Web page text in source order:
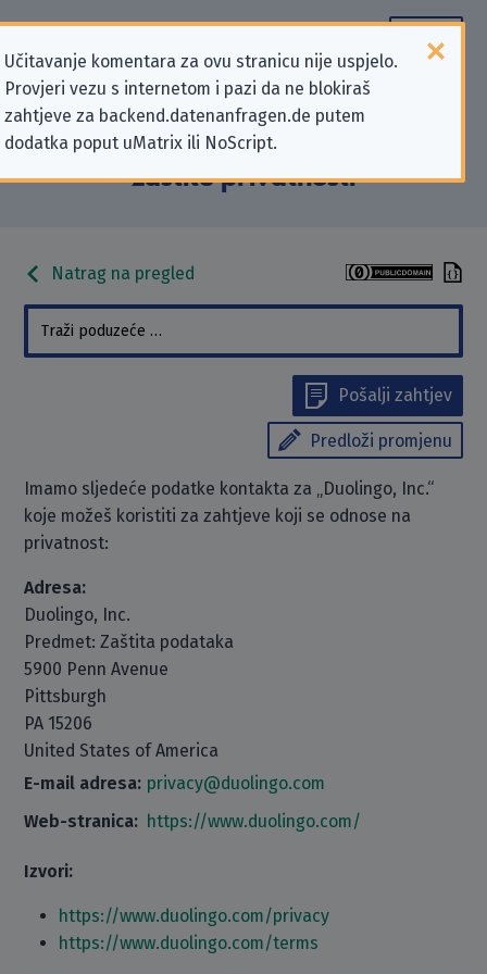
Učitavanje komentara za ovu stranicu nije uspjelo.
Provjeri vezu s internetom i pazi da ne blokiraš
zahtjeve za backend.datenanfragen.de putem
dodatka poput uMatrix ili NoScript.
Podaci kontakta „Duolingo, Inc.”
koji se odnose na zahtjeve za
zaštitu privatnosti
Natrag na pregled
Pošalji zahtjev
Predloži promjenu
Imamo sljedeće podatke kontakta za „Duolingo, Inc.“
koje možeš koristiti za zahtjeve koji se odnose na
privatnost:
Adresa:
Duolingo, Inc.
Predmet: Zaštita podataka
5900 Penn Avenue
Pittsburgh
PA 15206
United States of America
E-mail adresa: privacy@duolingo.com
Web-stranica: https://www.duolingo.com/
Izvori:
https://www.duolingo.com/privacy
https://www.duolingo.com/terms